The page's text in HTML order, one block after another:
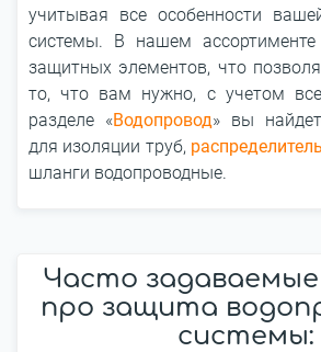
учитывая все особенности
системы. В нашем
защитных элементов, что
то, что вам нужно, с учетом
разделе «Водопровод» вы
для изоляции труб,
шланги водопроводные.
Часто
про защита
системы: